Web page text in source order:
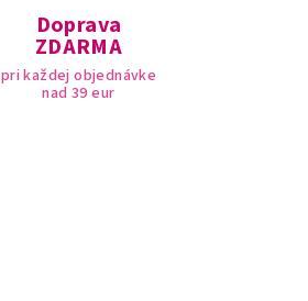
Doprava
ZDARMA
pri každej objednávke
nad 39 eur